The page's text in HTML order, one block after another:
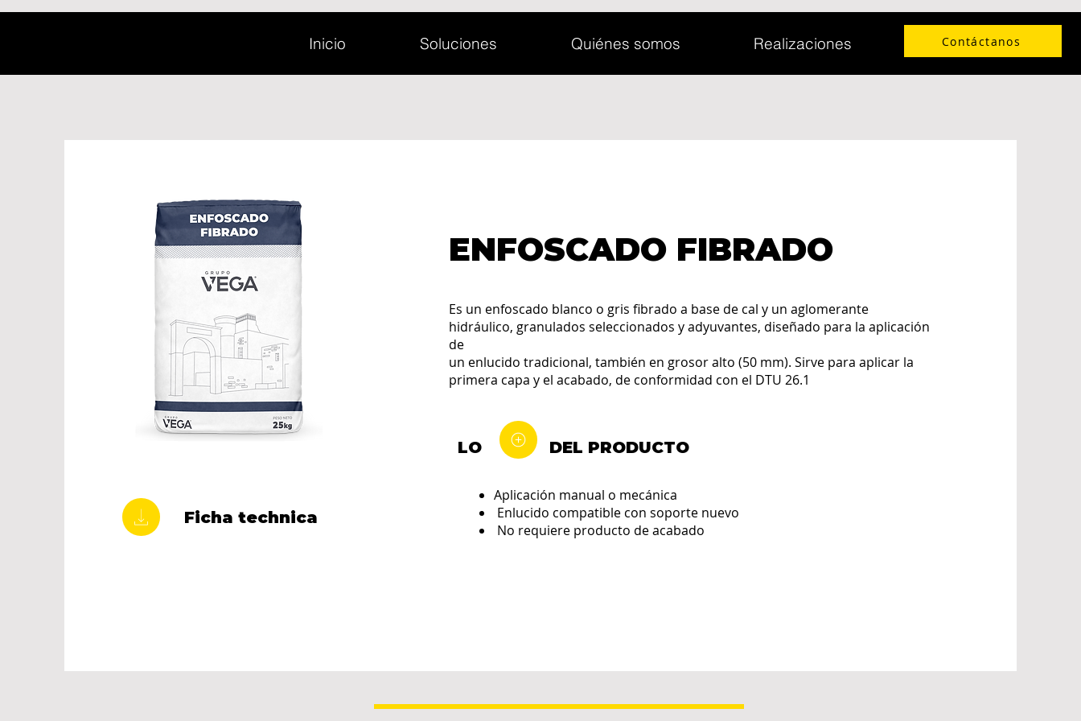
Inicio Soluciones Quiénes somos Realizaciones Contáctanos
Ficha technica
ENFOSCADO FIBRADO
Es un enfoscado blanco o gris fibrado a base de cal y un aglomerante
hidráulico, granulados seleccionados y adyuvantes, diseñado para la aplicación
de
un enlucido tradicional, también en grosor alto (50 mm). Sirve para aplicar la
primera capa y el acabado, de conformidad con el DTU 26.1
LO DEL PRODUCTO
Aplicación manual o mecánica
Enlucido compatible con soporte nuevo
No requiere producto de acabado